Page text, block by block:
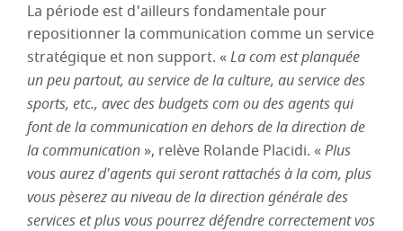
La période est d'ailleurs fondamentale pour
repositionner la communication comme un service
stratégique et non support. «La com est planquée
un peu partout, au service de la culture, au service des
sports, etc., avec des budgets com ou des agents qui
font de la communication en dehors de la direction de
la communication », relève Rolande Placidi. «Plus
vous aurez d'agents qui seront rattachés à la com, plus
vous pèserez au niveau de la direction générale des
services et plus vous pourrez défendre correctement vos